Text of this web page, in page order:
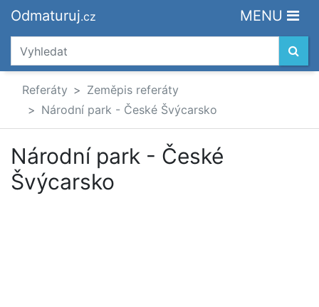
Odmaturuj.cz MENU
Referáty
Zeměpis referáty
Národní park - České Švýcarsko
Národní park - České
Švýcarsko